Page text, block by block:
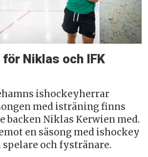
Niklas och IFK
ishockeyherrar
med isträning finns
backen Niklas Kerwien med.
en säsong med ishockey
spelare och fystränare.